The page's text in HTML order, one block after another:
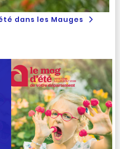
dans les Mauges